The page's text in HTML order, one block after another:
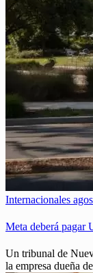
Internacionales
Meta deberá pagar
Un tribunal de
la empresa dueña